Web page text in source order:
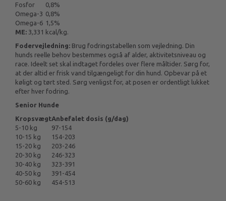
Fosfor
0,8%
Omega-3 0,8%
Omega-6 1,5%
ME: 3,331 kcal/kg.
Fodervejledning: Brug fodringstabellen som vejledning. Din
hunds reelle behov bestemmes også af alder, aktivitetsniveau og
race. Ideelt set skal indtaget fordeles over flere måltider. Sørg for,
at der altid er frisk vand tilgængeligt for din hund. Opbevar på et
køligt og tørt sted. Sørg venligst for, at posen er ordentligt lukket
efter hver fodring.
Senior Hunde
KropsvægtAnbefalet dosis (g/dag)
5-10 kg
97-154
10-15 kg
154-203
15-20 kg
203-246
20-30 kg
246-323
30-40 kg
323-391
40-50 kg
391-454
50-60 kg
454-513